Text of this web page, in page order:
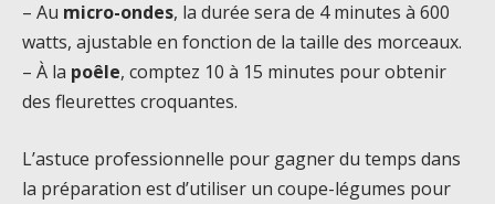
– Au micro-ondes, la durée sera de 4 minutes à 600
watts, ajustable en fonction de la taille des morceaux.
– À la poêle, comptez 10 à 15 minutes pour obtenir
des fleurettes croquantes.
L’astuce professionnelle pour gagner du temps dans
la préparation est d’utiliser un coupe-légumes pour